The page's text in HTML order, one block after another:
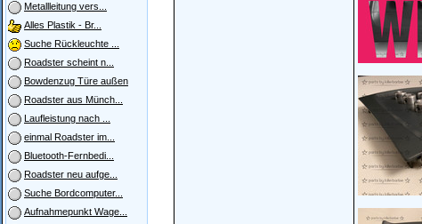
Metallleitung vers...
Alles Plastik - Br...
Suche Rückleuchte ...
Roadster scheint n...
Bowdenzug Türe außen
Roadster aus Münch...
Laufleistung nach ...
einmal Roadster im...
Bluetooth-Fernbedi...
Roadster neu aufge...
Suche Bordcomputer...
Aufnahmepunkt Wage...